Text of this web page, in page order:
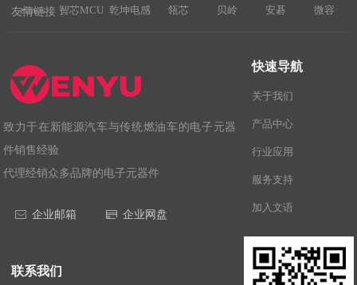
联系我们
快速导航
关于我们
产品中心
行业应用
服务支持
加入文语
友情链接：
elmos 智芯MCU 乾坤电感 瓴芯 贝岭 安碁 微容
致力于在新能源汽车与传统燃油车的电子元器
件销售经验
代理经销众多品牌的电子元器件
ꀔ 企业网盘
ꂘ 企业邮箱